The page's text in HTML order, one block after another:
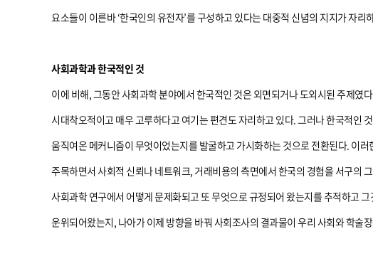
요소들이 이른바 ‘한국인의 유전자’를 구성하고 있다는 대중적 신념의 지지가 자리
사회과학과 한국적인 것
이에 비해, 그동안 사회과학 분야에서 한국적인 것은 외면되거나 도외시된 주제였
시대착오적이고 매우 고루하다고 여기는 편견도 자리하고 있다. 그러나 한국적인
움직여온 메커니즘이 무엇이었는지를 발굴하고 가시화하는 것으로 전환된다. 이
주목하면서 사회적 신뢰나 네트워크, 거래비용의 측면에서 한국의 경험을 서구의
사회과학 연구에서 어떻게 문제화되고 또 무엇으로 규정되어 왔는지를 추적하고
운위되어왔는지, 나아가 이제 방향을 바꿔 사회조사의 결과물이 우리 사회와 학